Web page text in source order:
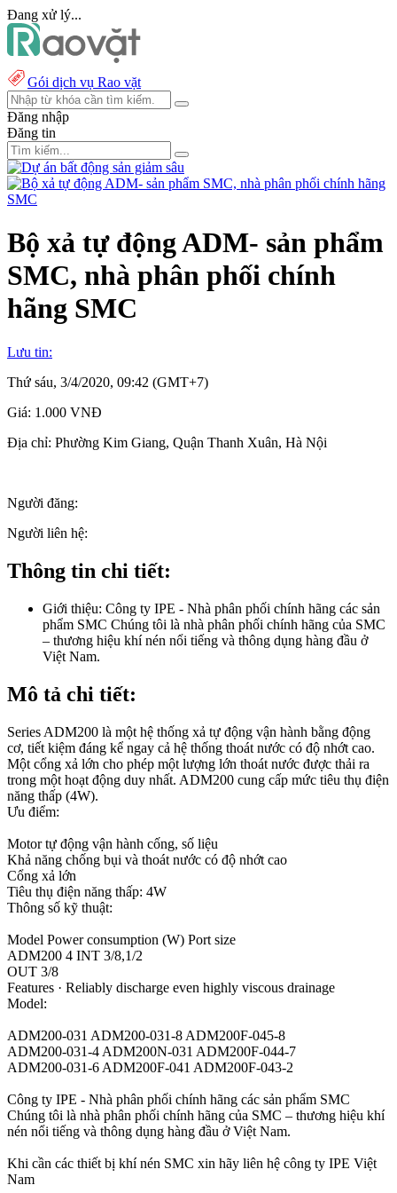
Đang xử lý...
Gói dịch vụ Rao vặt
Đăng nhập
Đăng tin
Bộ xả tự động ADM- sản phẩm
SMC, nhà phân phối chính
hãng SMC
Lưu tin:
Thứ sáu, 3/4/2020, 09:42 (GMT+7)
Giá: 1.000 VNĐ
Địa chỉ: Phường Kim Giang, Quận Thanh Xuân, Hà Nội
Người đăng:
Người liên hệ:
Thông tin chi tiết:
Giới thiệu: Công ty IPE - Nhà phân phối chính hãng các sản
phẩm SMC Chúng tôi là nhà phân phối chính hãng của SMC
– thương hiệu khí nén nổi tiếng và thông dụng hàng đầu ở
Việt Nam.
Mô tả chi tiết:
Series ADM200 là một hệ thống xả tự động vận hành bằng động
cơ, tiết kiệm đáng kể ngay cả hệ thống thoát nước có độ nhớt cao.
Một cổng xả lớn cho phép một lượng lớn thoát nước được thải ra
trong một hoạt động duy nhất. ADM200 cung cấp mức tiêu thụ điện
năng thấp (4W).
Ưu điểm:
Motor tự động vận hành cống, số liệu
Khả năng chống bụi và thoát nước có độ nhớt cao
Cổng xả lớn
Tiêu thụ điện năng thấp: 4W
Thông số kỹ thuật:
Model Power consumption (W) Port size
ADM200 4 INT 3/8,1/2
OUT 3/8
Features · Reliably discharge even highly viscous drainage
Model:
ADM200-031 ADM200-031-8 ADM200F-045-8
ADM200-031-4 ADM200N-031 ADM200F-044-7
ADM200-031-6 ADM200F-041 ADM200F-043-2
Công ty IPE - Nhà phân phối chính hãng các sản phẩm SMC
Chúng tôi là nhà phân phối chính hãng của SMC – thương hiệu khí
nén nổi tiếng và thông dụng hàng đầu ở Việt Nam.
Khi cần các thiết bị khí nén SMC xin hãy liên hệ công ty IPE Việt
Nam